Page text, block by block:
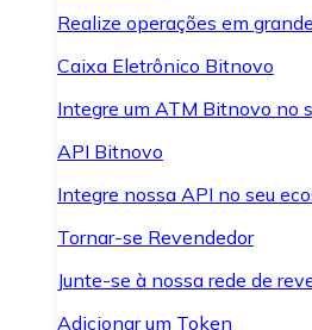
Realize operações em
Caixa Eletrônico Bitnovo
Integre um ATM Bitnovo no
API Bitnovo
Integre nossa API no seu
Tornar-se Revendedor
Junte-se à nossa rede de
Adicionar um Token